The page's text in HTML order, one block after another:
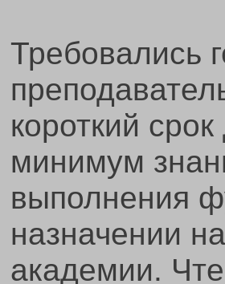
Требовались
короткий
минимум
выполнения
назначении
академии.